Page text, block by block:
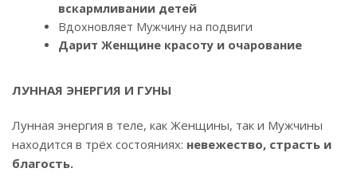
вскармливании детей
Вдохновляет Мужчину на подвиги
Дарит Женщине красоту и очарование
ЛУННАЯ ЭНЕРГИЯ И ГУНЫ
Лунная энергия в теле, как Женщины, так и Мужчины
находится в трёх состояниях: невежество, страсть и
благость.